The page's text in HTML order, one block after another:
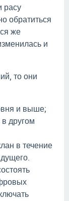
расу
обратиться
же
и
то они
и выше;
другом
в течение